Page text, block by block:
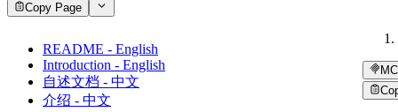
Copy Page
README - English
Introduction - English
自述文档 - 中文
介绍 - 中文